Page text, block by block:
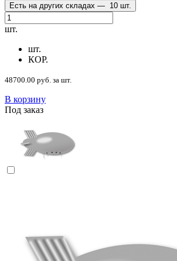
Есть на других складах — 10 шт.
шт.
шт.
КОР.
48700.00 руб. за шт.
В корзину
Под заказ